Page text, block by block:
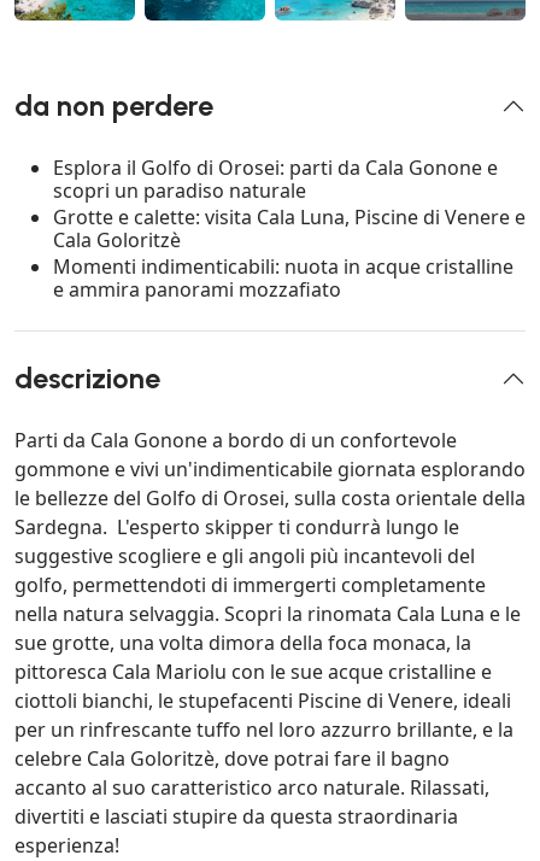
da non perdere
Esplora il Golfo di Orosei: parti da Cala Gonone e
scopri un paradiso naturale
Grotte e calette: visita Cala Luna, Piscine di Venere e
Cala Goloritzè
Momenti indimenticabili: nuota in acque cristalline
e ammira panorami mozzafiato
descrizione
Parti da Cala Gonone a bordo di un confortevole
gommone e vivi un'indimenticabile giornata esplorando
le bellezze del Golfo di Orosei, sulla costa orientale della
Sardegna. L'esperto skipper ti condurrà lungo le
suggestive scogliere e gli angoli più incantevoli del
golfo, permettendoti di immergerti completamente
nella natura selvaggia. Scopri la rinomata Cala Luna e le
sue grotte, una volta dimora della foca monaca, la
pittoresca Cala Mariolu con le sue acque cristalline e
ciottoli bianchi, le stupefacenti Piscine di Venere, ideali
per un rinfrescante tuffo nel loro azzurro brillante, e la
celebre Cala Goloritzè, dove potrai fare il bagno
accanto al suo caratteristico arco naturale. Rilassati,
divertiti e lasciati stupire da questa straordinaria
esperienza!